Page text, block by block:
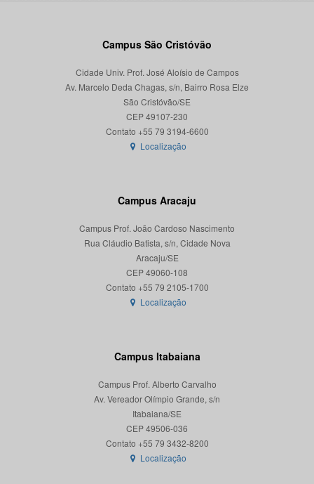
Campus São Cristóvão
Cidade Univ. Prof. José Aloísio de Campos
Av. Marcelo Deda Chagas, s/n, Bairro Rosa Elze
São Cristóvão/SE
CEP 49107-230
Localização
Campus Aracaju
Campus Prof. João Cardoso Nascimento
Rua Cláudio Batista, s/n, Cidade Nova
Aracaju/SE
CEP 49060-108
Localização
Campus Itabaiana
Campus Prof. Alberto Carvalho
Av. Vereador Olímpio Grande, s/n
Itabaiana/SE
CEP 49506-036
Localização